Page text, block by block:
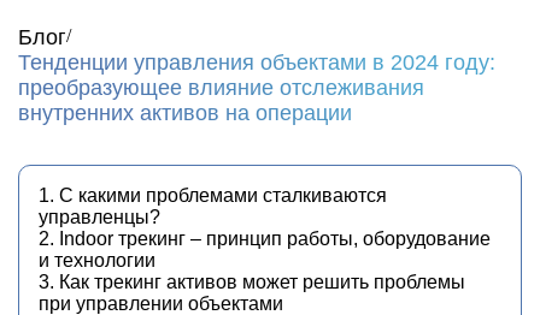
Блог
Тенденции управления объектами в 2024 году:
преобразующее влияние отслеживания
внутренних активов на операции
1. С какими проблемами сталкиваются
управленцы?
2. Indoor трекинг – принцип работы, оборудование
и технологии
3. Как трекинг активов может решить проблемы
при управлении объектами